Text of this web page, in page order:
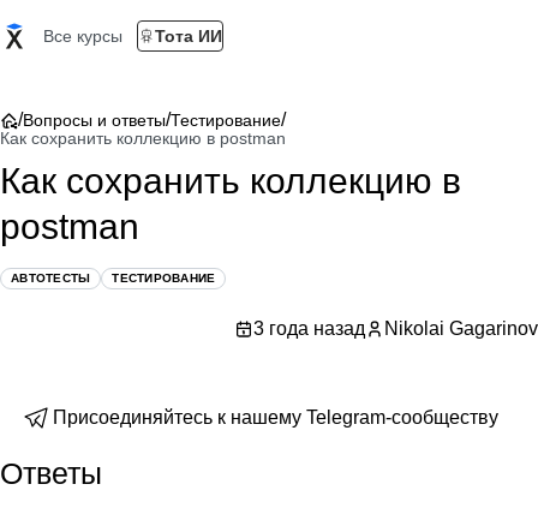
Все курсы Тота ИИ
/Вопросы и ответы/Тестирование/
Как сохранить коллекцию в postman
Как сохранить коллекцию в
postman
АВТОТЕСТЫ ТЕСТИРОВАНИЕ
3 года назад Nikolai Gagarinov
Присоединяйтесь к нашему Telegram-сообществу
Ответы